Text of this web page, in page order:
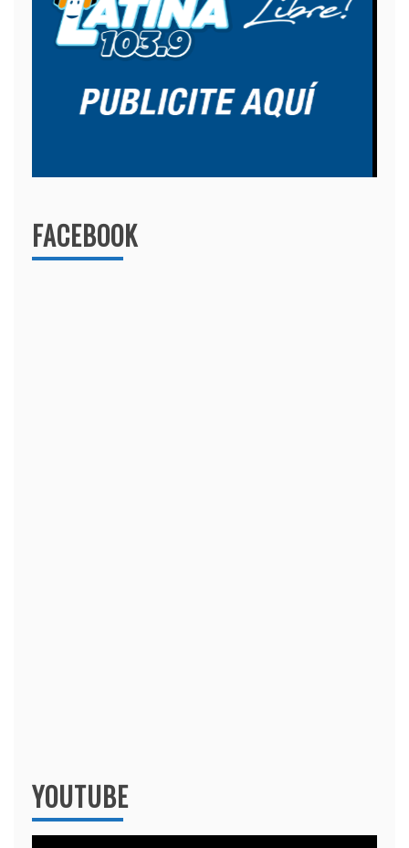
FACEBOOK
YOUTUBE